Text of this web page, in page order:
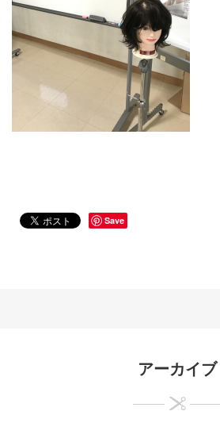
Save
アーカイブ